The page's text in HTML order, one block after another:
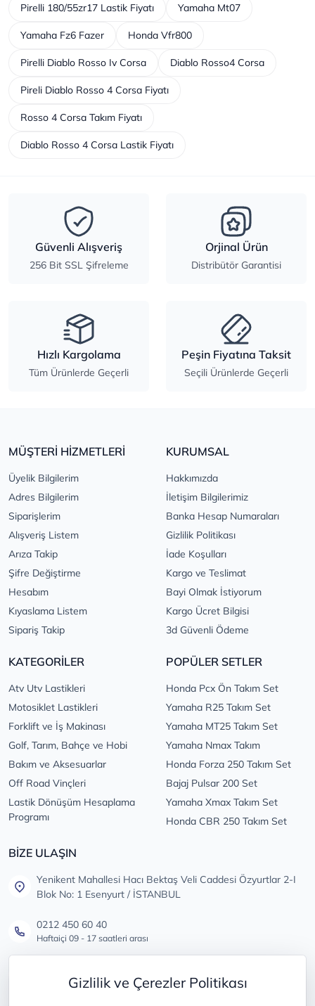
Gizlilik ve Çerezler Politikası
Pirelli 180/55zr17 Lastik Fiyatı Yamaha Mt07
Yamaha Fz6 Fazer Honda Vfr800
Pirelli Diablo Rosso Iv Corsa Diablo Rosso4 Corsa
Pireli Diablo Rosso 4 Corsa Fiyatı
Rosso 4 Corsa Takım Fiyatı
Diablo Rosso 4 Corsa Lastik Fiyatı
Güvenli Alışveriş
256 Bit SSL Şifreleme
Orjinal Ürün
Distribütör Garantisi
Hızlı Kargolama
Tüm Ürünlerde Geçerli
Peşin Fiyatına Taksit
Seçili Ürünlerde Geçerli
MÜŞTERİ HİZMETLERİ
Üyelik Bilgilerim
Adres Bilgilerim
Siparişlerim
Alışveriş Listem
Arıza Takip
Şifre Değiştirme
Hesabım
Kıyaslama Listem
Sipariş Takip
KURUMSAL
Hakkımızda
İletişim Bilgilerimiz
Banka Hesap Numaraları
Gizlilik Politikası
İade Koşulları
Kargo ve Teslimat
Bayi Olmak İstiyorum
Kargo Ücret Bilgisi
3d Güvenli Ödeme
KATEGORİLER
Atv Utv Lastikleri
Motosiklet Lastikleri
Forklift ve İş Makinası
Golf, Tarım, Bahçe ve Hobi
Bakım ve Aksesuarlar
Off Road Vinçleri
Lastik Dönüşüm Hesaplama
Programı
POPÜLER SETLER
Honda Pcx Ön Takım Set
Yamaha R25 Takım Set
Yamaha MT25 Takım Set
Yamaha Nmax Takım
Honda Forza 250 Takım Set
Bajaj Pulsar 200 Set
Yamaha Xmax Takım Set
Honda CBR 250 Takım Set
BİZE ULAŞIN
Yenikent Mahallesi Hacı Bektaş Veli Caddesi Özyurtlar 2-I
Blok No: 1 Esenyurt / İSTANBUL
0212 450 60 40
Haftaiçi 09 - 17 saatleri arası
Tüm öneri ve şikayetleriniz için